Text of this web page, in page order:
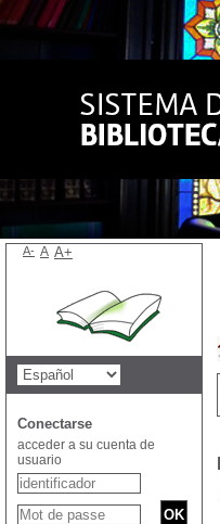
A- A A+
Conectarse
acceder a su cuenta de
usuario